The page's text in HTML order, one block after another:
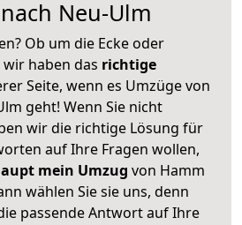
Neu-Ulm
Ob um die Ecke oder
haben das richtige
Seite, wenn es Umzüge von
geht! Wenn Sie nicht
wir die richtige Lösung für
auf Ihre Fragen wollen,
mein Umzug von Hamm
wählen Sie sie uns, denn
passende Antwort auf Ihre